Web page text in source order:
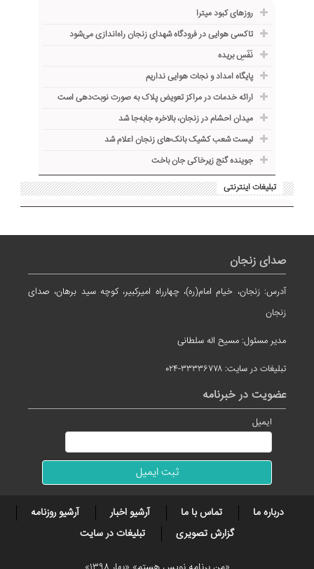
روزهای کبود میترا
تاکسی هوایی در فرودگاه شهدای زنجان راه‌اندازی می‌شود
نَفَسِ بریده
پایگاه امداد و نجات هوایی نداریم
ارائه خدمات در مراکز تعویض پلاک به صورت نوبت‌دهی است
میدان احشام در زنجان، بالاخره جا‌به‌جا شد
لیست شعب کشیک بانک‌های زنجان اعلام شد
جوینده گنج زیرخاکی جان باخت
تبلیغات اینترنتی
صدای زنجان
آدرس: زنجان، خیام امام(ره)، چهارراه امیرکبیر، کوچه سید برهان، صدای
زنجان
مدیر مسئول: مسیح اله سلطانی
تبلیغات در سایت: ۳۳۳۳۶۷۷۸-۰۲۴
عضویت در خبرنامه
ایمیل
درباره ما تماس با ما آرشیو اخبار
آرشیو روزنامه
گزارش تصویری
تبلیغات در سایت